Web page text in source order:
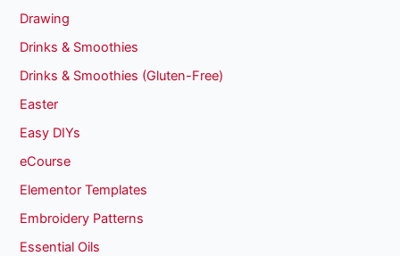
Drawing
Drinks & Smoothies
Drinks & Smoothies (Gluten-Free)
Easter
Easy DIYs
eCourse
Elementor Templates
Embroidery Patterns
Essential Oils